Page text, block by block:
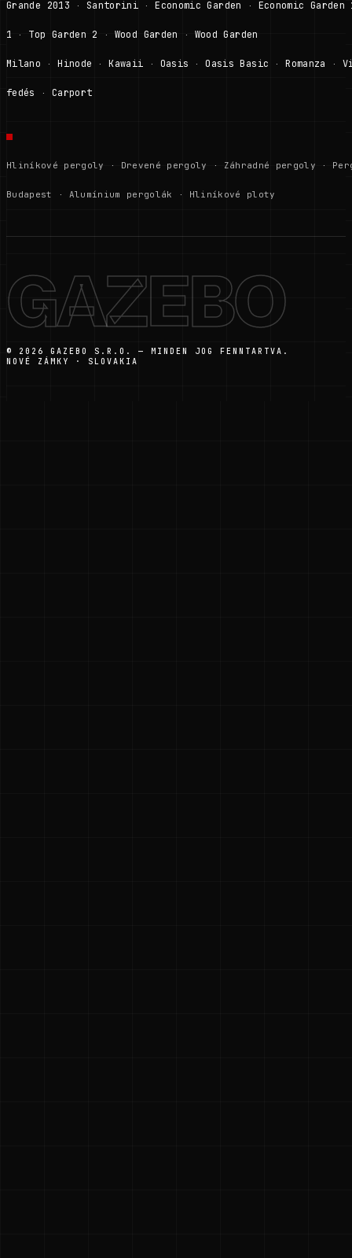
Grande 2013 · Santorini · Economic Garden · Economic Garden
1 · Top Garden 2 · Wood Garden · Wood Garden
Milano · Hinode · Kawaii · Oasis · Oasis Basic · Romanza ·
fedés · Carport
Hliníkové pergoly · Drevené pergoly · Záhradné pergoly ·
Budapest · Alumínium pergolák · Hliníkové ploty
GAZEBO
© 2026 GAZEBO S.R.O. — MINDEN JOG FENNTARTVA.
NOVÉ ZÁMKY · SLOVAKIA